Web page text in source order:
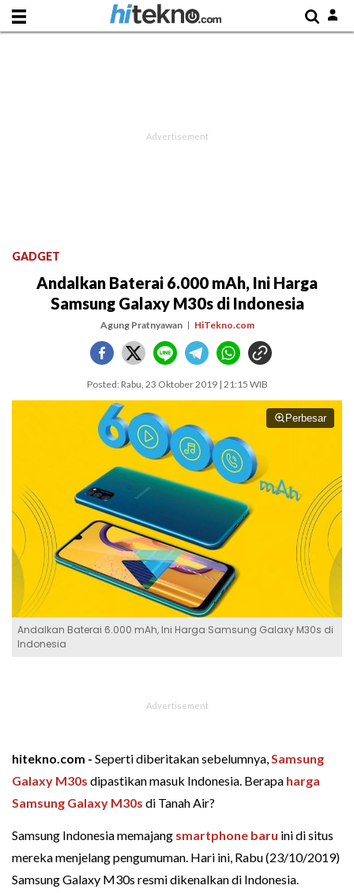
GADGET
Andalkan Baterai 6.000 mAh, Ini Harga
Samsung Galaxy M30s di Indonesia
Agung Pratnyawan HiTekno.com
Posted: Rabu, 23 Oktober 2019 | 21:15 WIB
Perbesar
Andalkan Baterai 6.000 mAh, Ini Harga Samsung Galaxy M30s di
Indonesia
hitekno.com - Seperti diberitakan sebelumnya,Samsung
Galaxy M30s dipastikan masuk Indonesia. Berapa harga
Samsung Galaxy M30s di Tanah Air?
Samsung Indonesia memajang smartphone baru ini di situs
mereka menjelang pengumuman. Hari ini, Rabu (23/10/2019)
Samsung Galaxy M30s resmi dikenalkan di Indonesia.